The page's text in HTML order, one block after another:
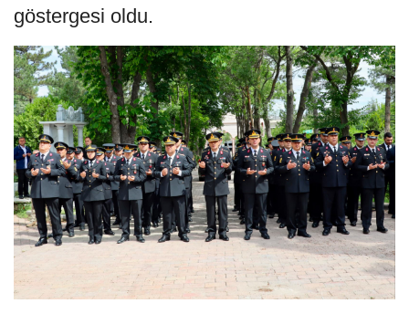
göstergesi oldu.